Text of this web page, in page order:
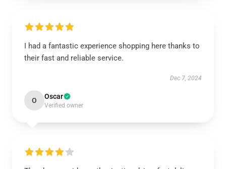
I had a fantastic experience shopping here thanks to
their fast and reliable service.
Dec 7, 2024
O Oscar
Verified owner